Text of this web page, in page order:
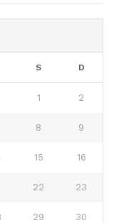
S D
1 2
8 9
15 16
22 23
29 30